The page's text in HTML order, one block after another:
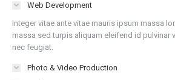
Web Development
Integer vitae ante vitae mauris ipsum massa
massa sed turpis aliquam eleifend id pulvinar
nec feugiat.
Photo & Video Production